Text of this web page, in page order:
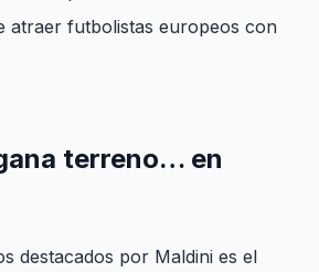
atraer futbolistas europeos con
terreno… en
destacados por Maldini es el